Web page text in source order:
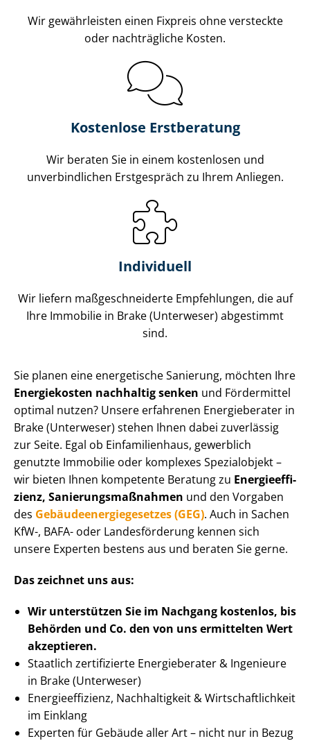
Wir gewährleisten einen Fixpreis ohne versteckte
oder nachträgliche Kosten.
Kostenlose Erstberatung
Wir beraten Sie in einem kostenlosen und
unverbindlichen Erstgespräch zu Ihrem Anliegen.
Individuell
Wir liefern maß­ge­schnei­der­te Empfehlungen, die auf
Ihre Immobilie in Brake (Unterweser) abgestimmt
sind.
Sie planen eine energetische Sanierung, möchten Ihre
Energiekosten nachhaltig senken und Fördermittel
optimal nutzen? Unsere erfahrenen Energieberater in
Brake (Unterweser) stehen Ihnen dabei zuverlässig
zur Seite. Egal ob Einfamilienhaus, gewerblich
genutzte Immobilie oder komplexes Spezialobjekt –
wir bieten Ihnen kompetente Beratung zu En­er­gie­ef­fi­
zi­enz, Sa­nie­rungs­maß­nah­men und den Vorgaben
des Ge­bäu­de­en­er­gie­ge­set­zes (GEG). Auch in Sachen
KfW-, BAFA- oder Landesförderung kennen sich
unsere Experten bestens aus und beraten Sie gerne.
Das zeichnet uns aus:
Wir unterstützen Sie im Nachgang kostenlos, bis
Behörden und Co. den von uns ermittelten Wert
akzeptieren.
Staatlich zertifizierte Energieberater & Ingenieure
in Brake (Unterweser)
En­er­gie­ef­fi­zi­enz, Nachhaltigkeit & Wirt­schaft­lich­keit
im Einklang
Experten für Gebäude aller Art – nicht nur in Bezug